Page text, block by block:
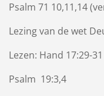
Psalm 71 10,11,14
Lezing van de wet
Lezen: Hand 17:29-
Psalm 19:3,4